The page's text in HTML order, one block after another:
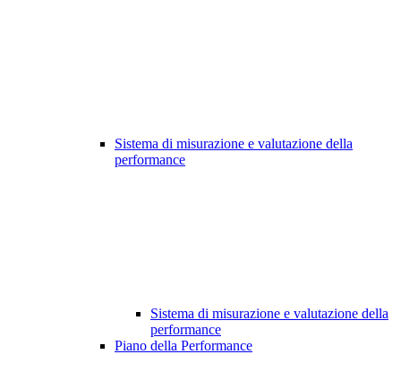
Sistema di misurazione e valutazione della
performance
Sistema di misurazione e valutazione della
performance
Piano della Performance